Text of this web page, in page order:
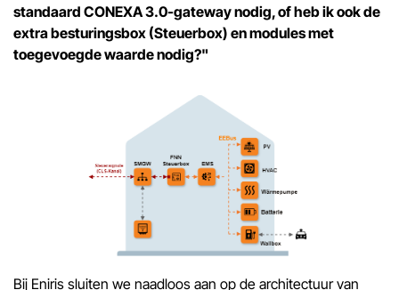
standaard CONEXA 3.0-gateway nodig, of heb ik ook de
extra besturingsbox (Steuerbox) en modules met
toegevoegde waarde nodig?"
Bij Eniris sluiten we naadloos aan op de architectuur van